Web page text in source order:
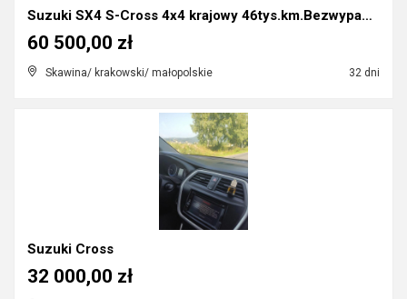
Suzuki SX4 S-Cross 4x4 krajowy 46tys.km.Bezwypadko...
Skawina/ krakowski/ małopolskie 32 dni
60 500,00 zł
Suzuki Cross
32 000,00 zł